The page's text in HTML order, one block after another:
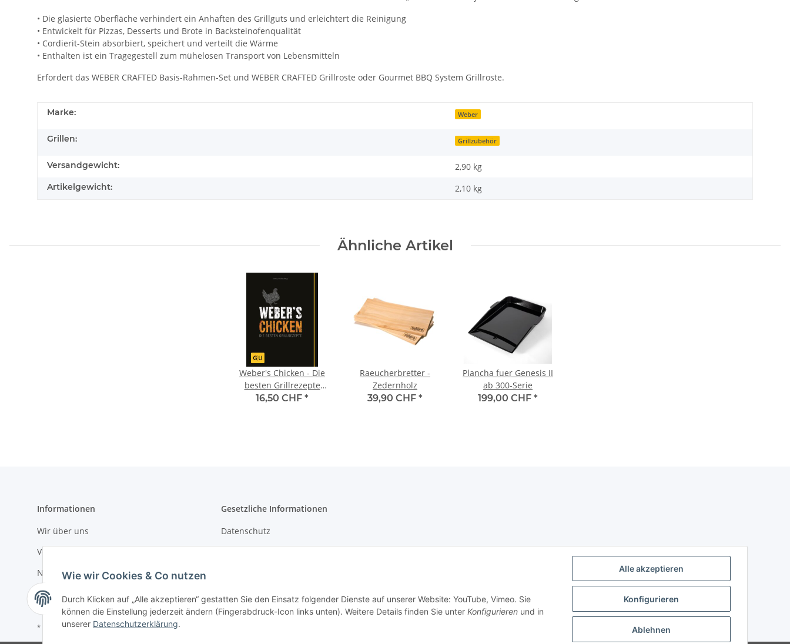
• Die glasierte Oberfläche verhindert ein Anhaften des Grillguts und erleichtert die Reinigung
• Entwickelt für Pizzas, Desserts und Brote in Backsteinofenqualität
• Cordierit-Stein absorbiert, speichert und verteilt die Wärme
• Enthalten ist ein Tragegestell zum mühelosen Transport von Lebensmitteln
Erfordert das WEBER CRAFTED Basis-Rahmen-Set und WEBER CRAFTED Grillroste oder Gourmet BBQ System Grillroste.
Marke: Weber
Grillen: Grillzubehör
Versandgewicht: 2,90 kg
Artikelgewicht: 2,10 kg
Ähnliche Artikel
Weber's Chicken - Die
besten Grillrezepte
(deutsch)
16,50 CHF *
Raeucherbretter -
Zedernholz
39,90 CHF *
Plancha fuer Genesis II
ab 300-Serie
199,00 CHF *
Informationen
Wir über uns
Versandinformationen
Newsletter
Gesetzliche Informationen
Datenschutz
Impressum
* Alle Preise inkl. gesetzlicher USt., zzgl.Versand
Wie wir Cookies & Co nutzen
Durch Klicken auf „Alle akzeptieren“ gestatten Sie den Einsatz folgender Dienste auf unserer Website: YouTube, Vimeo. Sie
können die Einstellung jederzeit ändern (Fingerabdruck-Icon links unten). Weitere Details finden Sie unter Konfigurieren und in
unserer Datenschutzerklärung.
Alle akzeptieren
Konfigurieren
Ablehnen